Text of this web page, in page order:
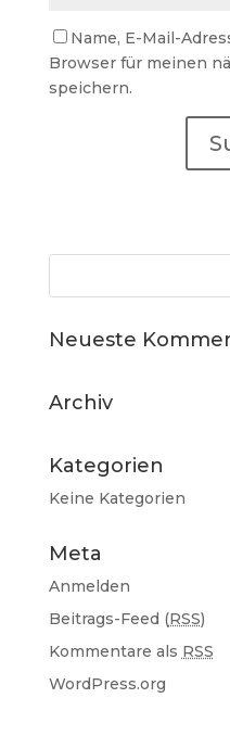
Name, E-Mail-
Browser für meinen
speichern.
Neueste
Archiv
Kategorien
Keine Kategorien
Meta
Anmelden
Beitrags-Feed (RSS)
Kommentare als RSS
WordPress.org